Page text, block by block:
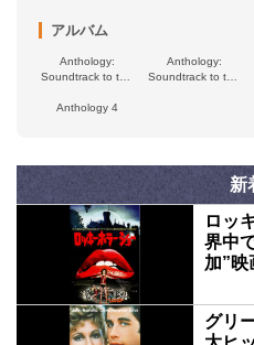
アルバム
Anthology:
Soundtrack to the
(Episodes 7-9)
Anthology:
Soundtrack to the
Anthology 4
新
ロッ
界中
加”映
グリ